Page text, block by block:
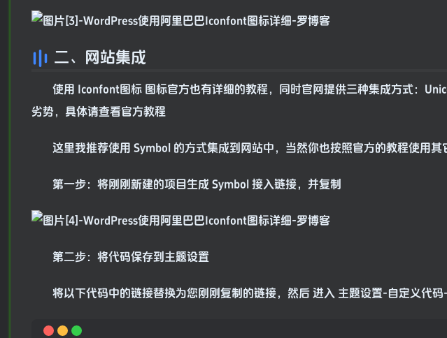
二、网站集成
使用 Iconfont图标 图标官方也有详细的教程，同时官网提供三种集成方式：
劣势，具体请查看官方教程
这里我推荐使用 Symbol 的方式集成到网站中，当然你也按照官方的教程使用其
第一步：将刚刚新建的项目生成 Symbol 接入链接，并复制
第二步：将代码保存到主题设置
将以下代码中的链接替换为您刚刚复制的链接，然后 进入 主题设置-自定义代